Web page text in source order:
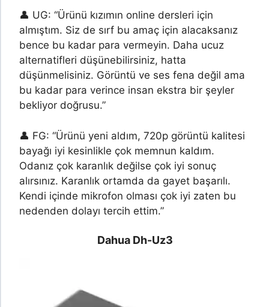
👤 UG: “Ürünü kızımın online dersleri için
almıştım. Siz de sırf bu amaç için alacaksanız
bence bu kadar para vermeyin. Daha ucuz
alternatifleri düşünebilirsiniz, hatta
düşünmelisiniz. Görüntü ve ses fena değil ama
bu kadar para verince insan ekstra bir şeyler
bekliyor doğrusu.”
👤 FG: “Ürünü yeni aldım, 720p görüntü kalitesi
bayağı iyi kesinlikle çok memnun kaldım.
Odanız çok karanlık değilse çok iyi sonuç
alırsınız. Karanlık ortamda da gayet başarılı.
Kendi içinde mikrofon olması çok iyi zaten bu
nedenden dolayı tercih ettim.”
Dahua Dh-Uz3